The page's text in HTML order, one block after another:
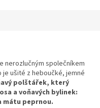
nerozlučným společníkem
ušité z heboučké, jemné
polštářek, který
a voňavých bylinek:
mátu peprnou.